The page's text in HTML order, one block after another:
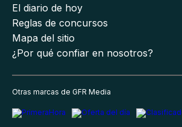
El diario de hoy
Reglas de concursos
Mapa del sitio
¿Por qué confiar en nosotros?
Otras marcas de GFR Media